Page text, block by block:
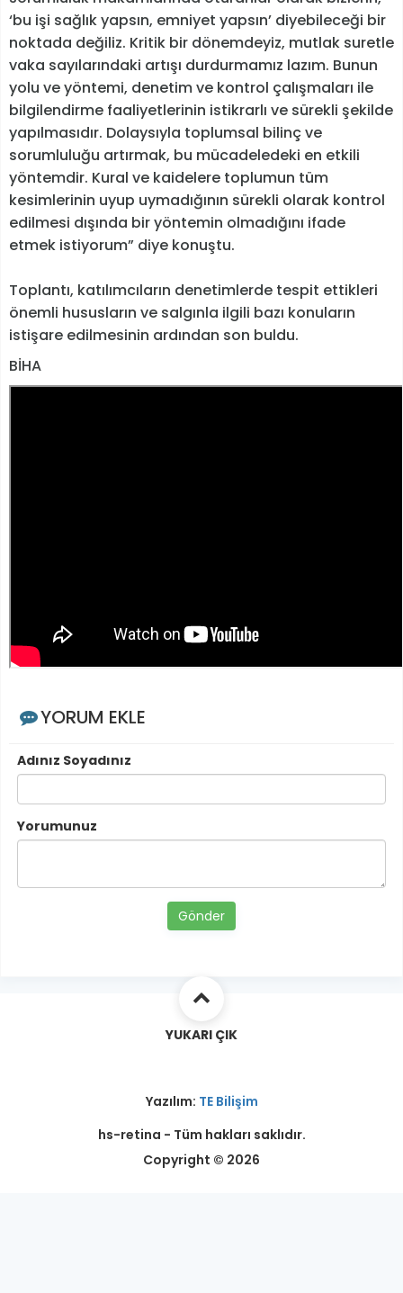
‘bu işi sağlık yapsın, emniyet yapsın’ diyebileceği bir
noktada değiliz. Kritik bir dönemdeyiz, mutlak suretle
vaka sayılarındaki artışı durdurmamız lazım. Bunun
yolu ve yöntemi, denetim ve kontrol çalışmaları ile
bilgilendirme faaliyetlerinin istikrarlı ve sürekli şekilde
yapılmasıdır. Dolaysıyla toplumsal bilinç ve
sorumluluğu artırmak, bu mücadeledeki en etkili
yöntemdir. Kural ve kaidelere toplumun tüm
kesimlerinin uyup uymadığının sürekli olarak kontrol
edilmesi dışında bir yöntemin olmadığını ifade
etmek istiyorum” diye konuştu.
Toplantı, katılımcıların denetimlerde tespit ettikleri
önemli hususların ve salgınla ilgili bazı konuların
istişare edilmesinin ardından son buldu.
BİHA
YORUM EKLE
Adınız Soyadınız
Yorumunuz
Gönder
YUKARI ÇIK
Yazılım: TE Bilişim
hs-retina - Tüm hakları saklıdır.
Copyright © 2026